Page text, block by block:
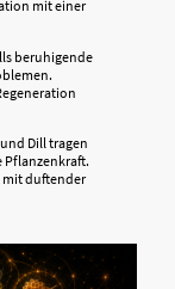
mit einer
beruhigende
Dill tragen
mit duftender